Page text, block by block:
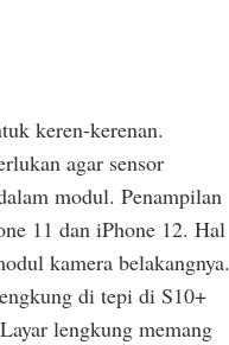
keren-kerenan.
agar sensor
modul. Penampilan
11 dan iPhone 12. Hal
kamera belakangnya.
di tepi di S10+
lengkung memang